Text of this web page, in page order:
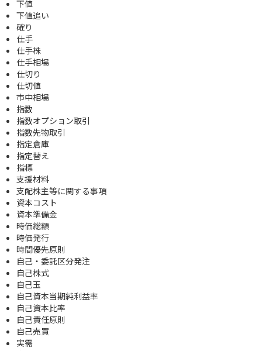
下値
下値追い
確り
仕手
仕手株
仕手相場
仕切り
仕切値
市中相場
指数
指数オプション取引
指数先物取引
指定倉庫
指定替え
指標
支援材料
支配株主等に関する事項
資本コスト
資本準備金
時価総額
時価発行
時間優先原則
自己・委託区分発注
自己株式
自己玉
自己資本当期純利益率
自己資本比率
自己責任原則
自己売買
実需